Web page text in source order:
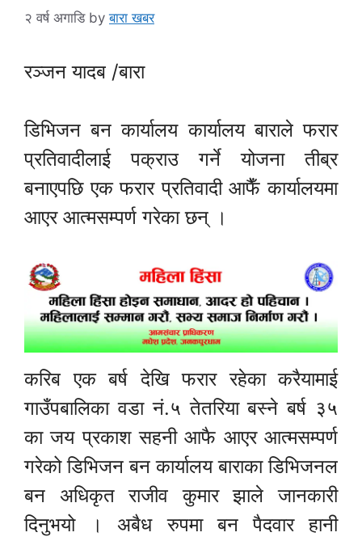
२ वर्ष अगाडि byबारा खबर
रञ्जन यादब /बारा
डिभिजन बन कार्यालय कार्यालय बाराले फरार
प्रतिवादीलाई पक्राउ गर्ने योजना तीब्र
बनाएपछि एक फरार प्रतिवादी आफैँ कार्यालयमा
आएर आत्मसम्पर्ण गरेका छन् ।
करिब एक बर्ष देखि फरार रहेका करैयामाई
गाउँपबालिका वडा नं.५ तेतरिया बस्ने बर्ष ३५
का जय प्रकाश सहनी आफै आएर आत्मसम्पर्ण
गरेको डिभिजन बन कार्यालय बाराका डिभिजनल
बन अधिकृत राजीव कुमार झाले जानकारी
दिनुभयो । अबैध रुपमा बन पैदवार हानी